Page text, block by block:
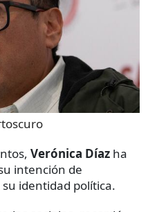
Verónica Díaz ha
intención de
identidad política.